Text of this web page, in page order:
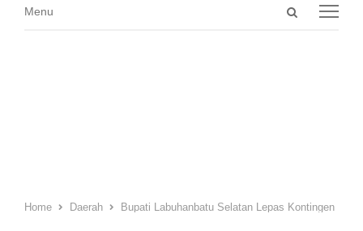
Open
Menu
Menu
Home Daerah Bupati Labuhanbatu Selatan Lepas Kontingen